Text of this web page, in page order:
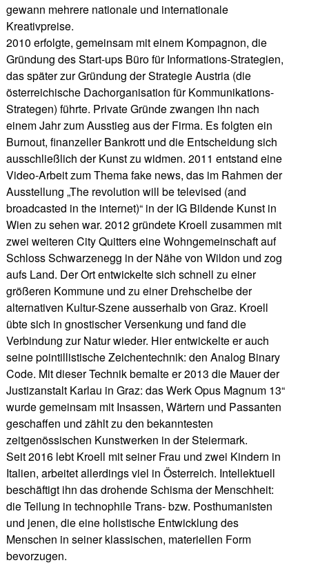
gewann mehrere nationale und internationale
Kreativpreise.
2010 erfolgte, gemeinsam mit einem Kompagnon, die
Gründung des Start-ups Büro für Informations-Strategien,
das später zur Gründung der Strategie Austria (die
österreichische Dachorganisation für Kommunikations-
Strategen) führte. Private Gründe zwangen ihn nach
einem Jahr zum Ausstieg aus der Firma. Es folgten ein
Burnout, finanzeller Bankrott und die Entscheidung sich
ausschließlich der Kunst zu widmen. 2011 entstand eine
Video-Arbeit zum Thema fake news, das im Rahmen der
Ausstellung „The revolution will be televised (and
broadcasted in the internet)“ in der IG Bildende Kunst in
Wien zu sehen war. 2012 gründete Kroell zusammen mit
zwei weiteren City Quitters eine Wohngemeinschaft auf
Schloss Schwarzenegg in der Nähe von Wildon und zog
aufs Land. Der Ort entwickelte sich schnell zu einer
größeren Kommune und zu einer Drehscheibe der
alternativen Kultur-Szene ausserhalb von Graz. Kroell
übte sich in gnostischer Versenkung und fand die
Verbindung zur Natur wieder. Hier entwickelte er auch
seine pointillistische Zeichentechnik: den Analog Binary
Code. Mit dieser Technik bemalte er 2013 die Mauer der
Justizanstalt Karlau in Graz: das Werk Opus Magnum 13“
wurde gemeinsam mit Insassen, Wärtern und Passanten
geschaffen und zählt zu den bekanntesten
zeitgenössischen Kunstwerken in der Steiermark.
Seit 2016 lebt Kroell mit seiner Frau und zwei Kindern in
Italien, arbeitet allerdings viel in Österreich. Intellektuell
beschäftigt ihn das drohende Schisma der Menschheit:
die Teilung in technophile Trans- bzw. Posthumanisten
und jenen, die eine holistische Entwicklung des
Menschen in seiner klassischen, materiellen Form
bevorzugen.